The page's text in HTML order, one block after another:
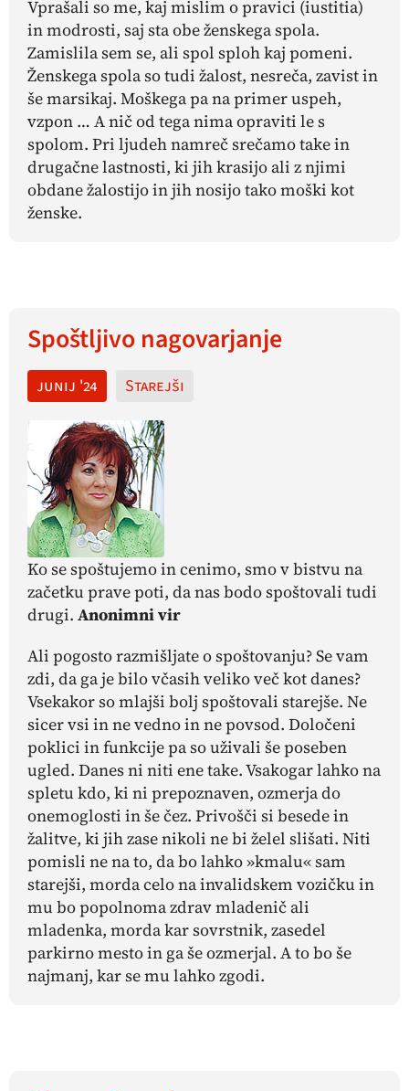
Vprašali so me, kaj mislim o pravici (iustitia)
in modrosti, saj sta obe ženskega spola.
Zamislila sem se, ali spol sploh kaj pomeni.
Ženskega spola so tudi žalost, nesreča, zavist in
še marsikaj. Moškega pa na primer uspeh,
vzpon … A nič od tega nima opraviti le s
spolom. Pri ljudeh namreč srečamo take in
drugačne lastnosti, ki jih krasijo ali z njimi
obdane žalostijo in jih nosijo tako moški kot
ženske.
Spoštljivo nagovarjanje
junij '24 Starejši
Ko se spoštujemo in cenimo, smo v bistvu na
začetku prave poti, da nas bodo spoštovali tudi
drugi. Anonimni vir
Ali pogosto razmišljate o spoštovanju? Se vam
zdi, da ga je bilo včasih veliko več kot danes?
Vsekakor so mlajši bolj spoštovali starejše. Ne
sicer vsi in ne vedno in ne povsod. Določeni
poklici in funkcije pa so uživali še poseben
ugled. Danes ni niti ene take. Vsakogar lahko na
spletu kdo, ki ni prepoznaven, ozmerja do
onemoglosti in še čez. Privošči si besede in
žalitve, ki jih zase nikoli ne bi želel slišati. Niti
pomisli ne na to, da bo lahko »kmalu« sam
starejši, morda celo na invalidskem vozičku in
mu bo popolnoma zdrav mladenič ali
mladenka, morda kar sovrstnik, zasedel
parkirno mesto in ga še ozmerjal. A to bo še
najmanj, kar se mu lahko zgodi.